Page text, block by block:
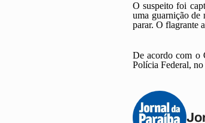
O suspeito foi
uma guarnição de
parar. O flagrante
De acordo com o
Polícia Federal,